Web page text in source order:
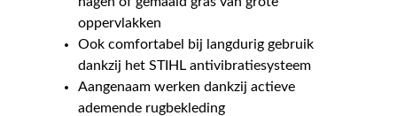
oppervlakken
Ook comfortabel bij langdurig gebruik
dankzij het STIHL antivibratiesysteem
Aangenaam werken dankzij actieve
ademende rugbekleding